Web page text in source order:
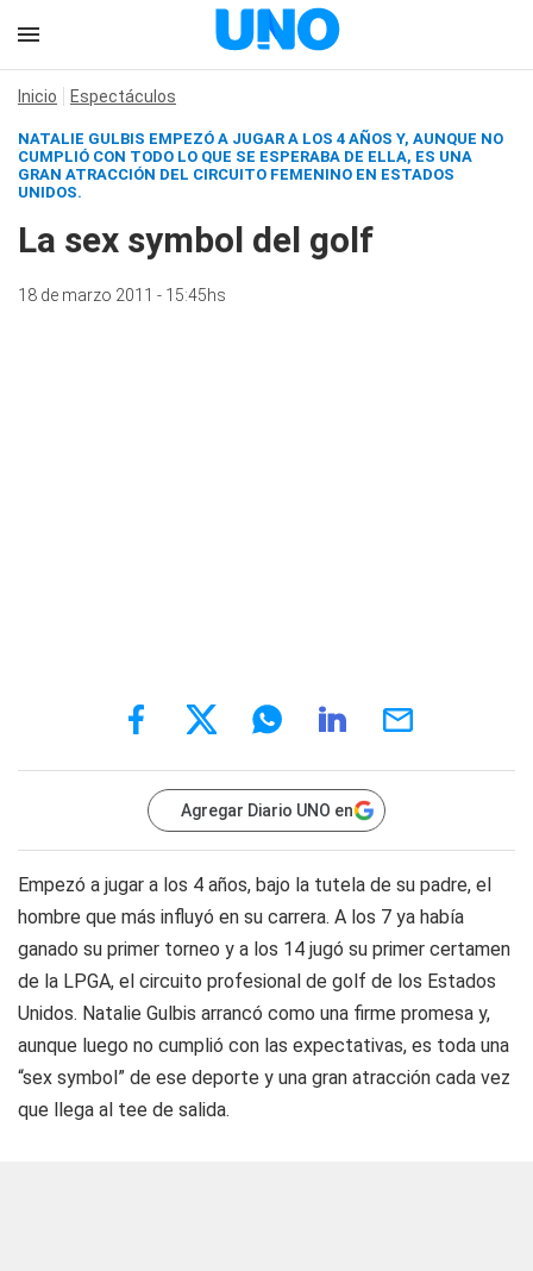
Inicio Espectáculos
NATALIE GULBIS EMPEZÓ A JUGAR A LOS 4 AÑOS Y, AUNQUE NO
CUMPLIÓ CON TODO LO QUE SE ESPERABA DE ELLA, ES UNA
GRAN ATRACCIÓN DEL CIRCUITO FEMENINO EN ESTADOS
UNIDOS.
La sex symbol del golf
18 de marzo 2011 - 15:45hs
Agregar Diario UNO en
Empezó a jugar a los 4 años, bajo la tutela de su padre, el
hombre que más influyó en su carrera. A los 7 ya había
ganado su primer torneo y a los 14 jugó su primer certamen
de la LPGA, el circuito profesional de golf de los Estados
Unidos. Natalie Gulbis arrancó como una firme promesa y,
aunque luego no cumplió con las expectativas, es toda una
“sex symbol” de ese deporte y una gran atracción cada vez
que llega al tee de salida.